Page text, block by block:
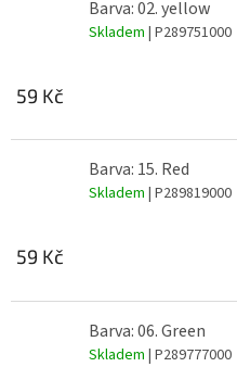
Barva: 02. yellow
Skladem | P289751000
59 Kč
Barva: 15. Red
Skladem | P289819000
59 Kč
Barva: 06. Green
Skladem | P289777000